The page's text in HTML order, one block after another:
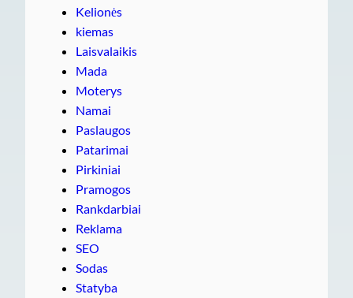
Kelionės
kiemas
Laisvalaikis
Mada
Moterys
Namai
Paslaugos
Patarimai
Pirkiniai
Pramogos
Rankdarbiai
Reklama
SEO
Sodas
Statyba